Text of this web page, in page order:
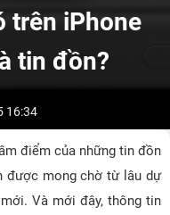
trên iPhone
tin đồn?
16:34
điểm của những tin đồn
được mong chờ từ lâu dự
Và mới đây, thông tin